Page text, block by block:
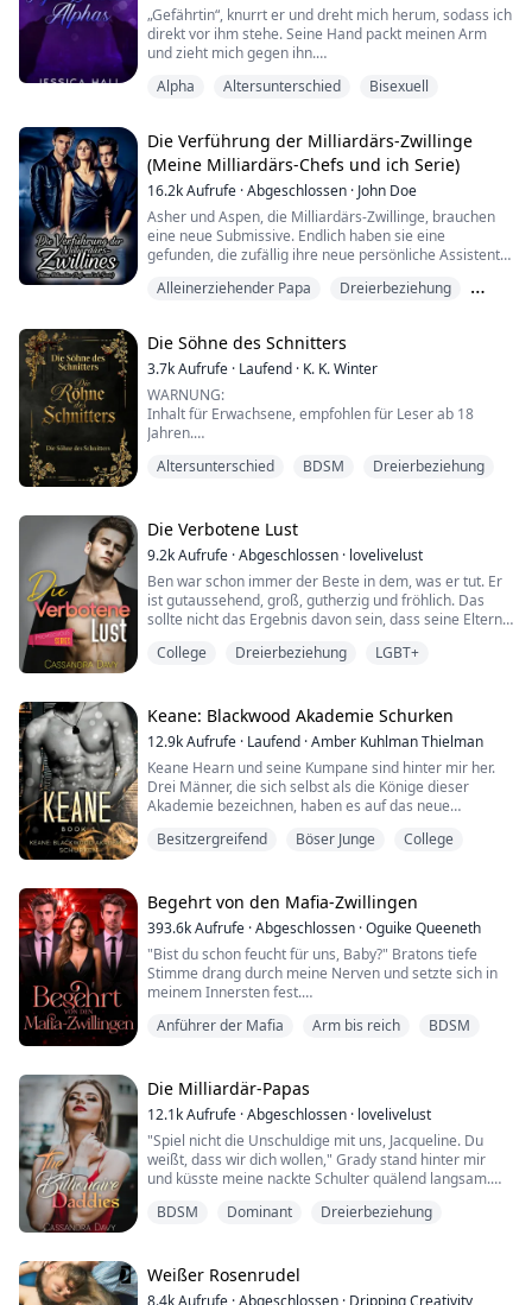
Zwei Tage nachdem Sophia zur Einzelgängerin ...
„Gefährtin“, knurrt er und dreht mich herum, sodass ich
direkt vor ihm stehe. Seine Hand packt meinen Arm
und zieht mich gegen ihn.
„Papa!“, schreie ich entsetzt, während ich versuche,
abrupt stehen, als sie den Mann sehen, der mich
festhält.
„Alpha Tate, lass sofort meine Tochter los“, knurrt m...
Alpha Altersunterschied Bisexuell
Die Verführung der Milliardärs-Zwillinge
(Meine Milliardärs-Chefs und ich Serie)
16.2kAufrufe ·Abgeschlossen · John Doe
Asher und Aspen, die Milliardärs-Zwillinge, brauchen
eine neue Submissive. Endlich haben sie eine
gefunden, die zufällig ihre neue persönliche Assistentin
zu direkt auf sie zugehen, beschließen sie, sie zu
Alleinerziehender Papa
Dreierbeziehung
Die Söhne des Schnitters
3.7kAufrufe · Laufend · K. K. Winter
WARNUNG:
Inhalt für Erwachsene, empfohlen für Leser ab 18
Jahren.
Der Buchauszug:
Metall und Haut zusammen. Ocean stolperte in den
Umkleideräumen über das antike Kunstwerk. Es
erregte ihre Aufmerksamkeit wegen seiner Ähnlichkeit
mit einem Dolch...
Altersunterschied BDSM Dreierbeziehung
Die Verbotene Lust
9.2kAufrufe ·Abgeschlossen · lovelivelust
Ben war schon immer der Beste in dem, was er tut. Er
ist gutaussehend, groß, gutherzig und fröhlich. Das
sollte nicht das Ergebnis davon sein, dass seine Eltern
Leuten umgibt und hat den Mut, Jobs anzunehmen, die
ihn unterstützen.
Sein Leben lief ganz gut...
College Dreierbeziehung LGBT+
Keane: Blackwood Akademie Schurken
12.9kAufrufe · Laufend ·Amber Kuhlman Thielman
Keane Hearn und seine Kumpane sind hinter mir her.
Drei Männer, die sich selbst als die Könige dieser
Akademie bezeichnen, haben es auf das neue
nennen sich die Blackwood Rogues. Sie sind
Ich dachte nicht, dass ich verrückt bin, aber wenn mein
Körper und meine Seele auf s...
Besitzergreifend Böser Junge College
Begehrt von den Mafia-Zwillingen
393.6kAufrufe ·Abgeschlossen ·Oguike Queeneth
"Bist du schon feucht für uns, Baby?" Bratons tiefe
Stimme drang durch meine Nerven und setzte sich in
meinem Innersten fest.
"Zieh deine Kleider langsam aus," befahl Lucien, und
"Geh aufs Bett und spreiz deine kleine Muschi weit für
uns." Ohne zu zögern, tat ich, was mir gesagt wurde.
"So verdammt gehorsam."
_____________________...
Anführer der Mafia Arm bis reich BDSM
Die Milliardär-Papas
12.1kAufrufe ·Abgeschlossen · lovelivelust
"Spiel nicht die Unschuldige mit uns, Jacqueline. Du
weißt, dass wir dich wollen," Grady stand hinter mir
und küsste meine nackte Schulter quälend langsam.
Wir... oh, verdammt.
abenteuerlustige Typ. Auch als sie älter wurde, änderte
sich das nicht; ihre Neugierde entwickelte sich in allen
BDSM Dominant Dreierbeziehung
Weißer Rosenrudel
8.4kAufrufe ·Abgeschlossen · Dripping Creativity